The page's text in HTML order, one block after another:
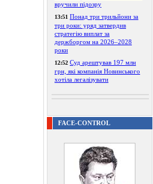
вручили підозру
13:51 Понад три трильйони за
три роки: уряд затвердив
стратегію виплат за
держборгом на 2026–2028
роки
12:52 Суд арештував 197 млн
грн, які компанія Новинського
хотіла легалізувати
FACE-CONTROL